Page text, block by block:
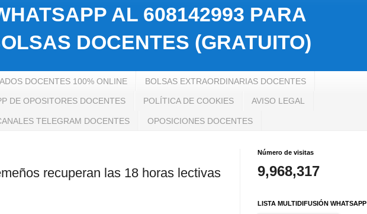
AL 608142993 PARA
DOCENTES (GRATUITO)
DOCENTES 100% ONLINE BOLSAS EXTRAORDINARIAS DOCENTES
DE OPOSITORES DOCENTES POLÍTICA DE COOKIES AVISO LEGAL
TELEGRAM DOCENTES OPOSICIONES DOCENTES
recuperan las 18 horas lectivas
Número de visitas
9,968,317
LISTA MULTIDIFUSIÓN WHATSAPP